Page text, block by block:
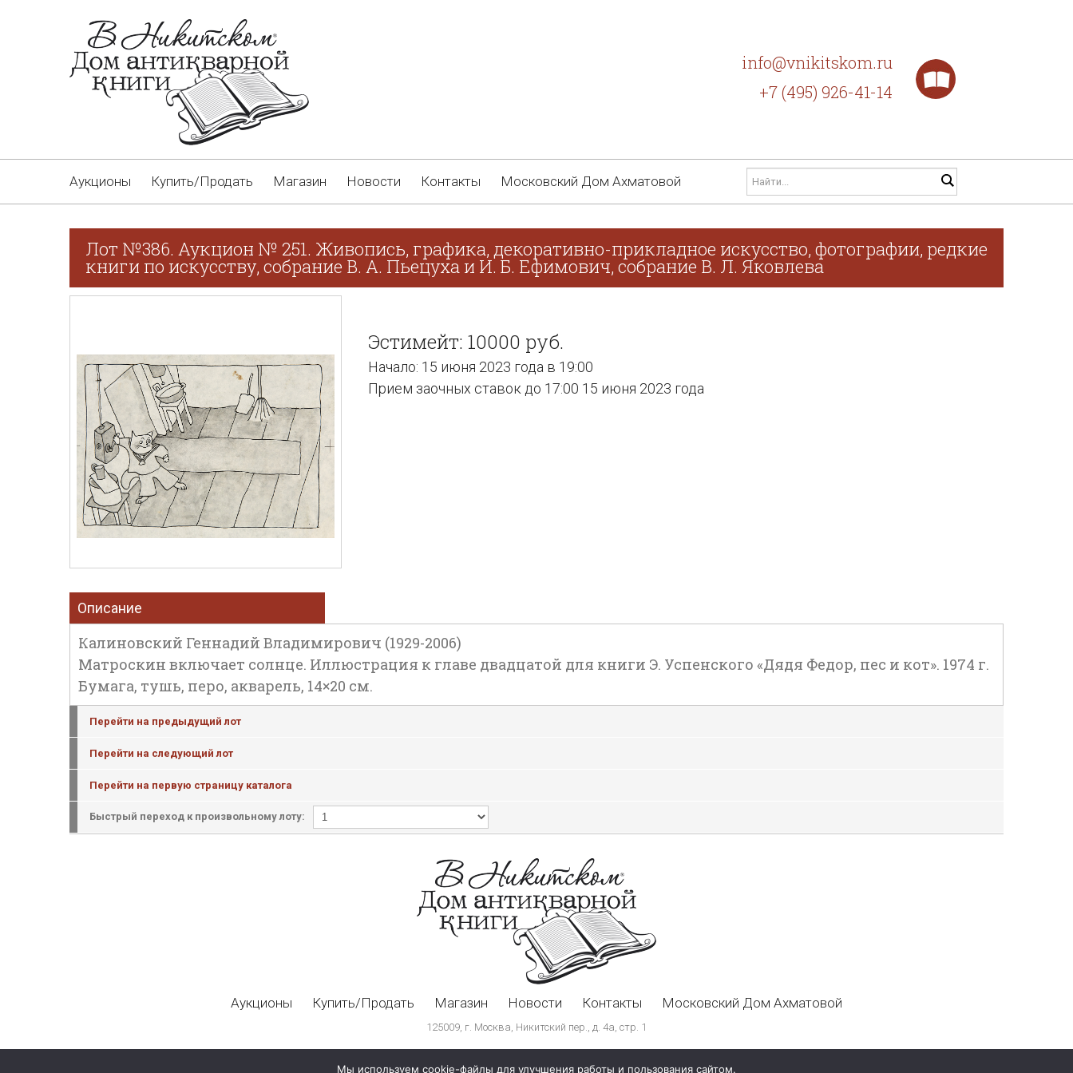
info@vnikitskom.ru
+7 (495) 926-41-14
Аукционы Купить/Продать Магазин Новости Контакты Московский Дом Ахматовой
Лот №386. Аукцион № 251. Живопись, графика, декоративно-прикладное искусство, фотографии, редкие
книги по искусству, собрание В. А. Пьецуха и И. Б. Ефимович, собрание В. Л. Яковлева
Эстимейт: 10000 руб.
Начало: 15 июня 2023 года в 19:00
Прием заочных ставок до 17:00 15 июня 2023 года
Описание
Калиновский Геннадий Владимирович (1929-2006)
Матроскин включает солнце. Иллюстрация к главе двадцатой для книги Э. Успенского «Дядя Федор, пес и кот». 1974 г.
Бумага, тушь, перо, акварель, 14×20 см.
Перейти на предыдущий лот
Перейти на следующий лот
Перейти на первую страницу каталога
Быстрый переход к произвольному лоту:
Аукционы Купить/Продать Магазин Новости Контакты Московский Дом Ахматовой
125009, г. Москва, Никитский пер., д. 4а, стр. 1
Мы используем cookie-файлы для улучшения работы и пользования сайтом.